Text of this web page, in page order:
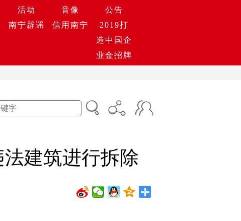
活动 音像
公告
南宁辟谣 信用南宁
2019打
造中国企
业金招牌
建筑进行拆除